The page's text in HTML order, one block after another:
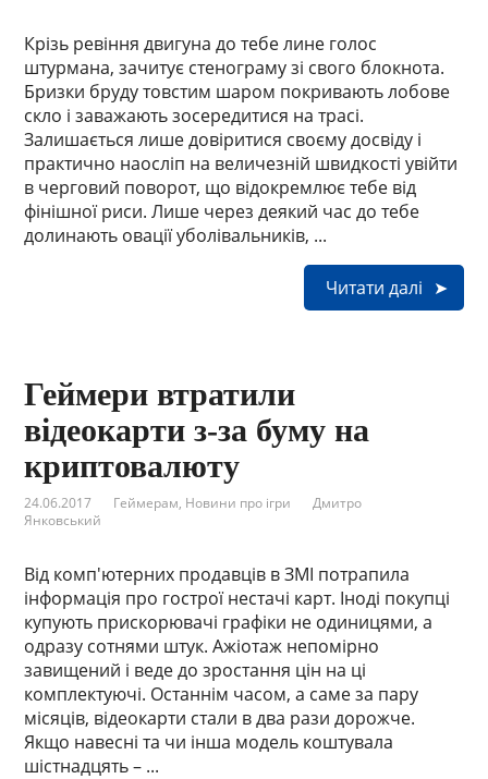
Крізь ревіння двигуна до тебе лине голос
штурмана, зачитує стенограму зі свого блокнота.
Бризки бруду товстим шаром покривають лобове
скло і заважають зосередитися на трасі.
Залишається лише довіритися своєму досвіду і
практично наосліп на величезній швидкості увійти
в черговий поворот, що відокремлює тебе від
фінішної риси. Лише через деякий час до тебе
долинають овації уболівальників, ...
Читати далі
Геймери втратили
відеокарти з-за буму на
криптовалюту
24.06.2017 Геймерам, Новини про ігри
Дмитро
Янковський
Від комп'ютерних продавців в ЗМІ потрапила
інформація про гострої нестачі карт. Іноді покупці
купують прискорювачі графіки не одиницями, а
одразу сотнями штук. Ажіотаж непомірно
завищений і веде до зростання цін на ці
комплектуючі. Останнім часом, а саме за пару
місяців, відеокарти стали в два рази дорожче.
Якщо навесні та чи інша модель коштувала
шістнадцять – ...